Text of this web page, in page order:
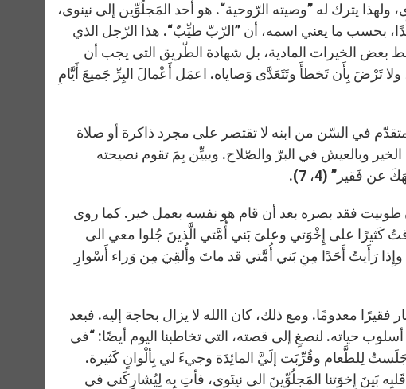
يترك له ”وصيته الرّوحية“. هو أحد المَجلُوِّين إلى نينوى،
بحسب ما يعني اسمه، أن ”الرّبّ طيِّبٌ“. هذا الرّجل الذي
بعض الخيرات المادية، بل شهادة الطّريق التي يجب أن
ولا تَرْضَ بِأَن تَخطأَ وتَتَعَدَّى وَصاياه. اعمَل أَعْمالَ البِرِّ جَميعَ أَيَّامِ
في السّن من ابنه لا تقتصر على مجرد ذاكرة أو صلاة
وبالعيش في البرّ والصّلاح. ويبيِّن بِمَ تقوم نصيحته
فَقير” (4، 7).
طوبيت فقد بصره بعد أن قام هو نفسه بعمل خير. كما روى
كَثيرًا على إِخْوَتي وعلىَ بَني أُمَّتي الَّذينَ جُلوا معي الى
وإِذا رَأَيتُ أَحَدًا مِنِ بَني أُمَّتي قد ماتَ وأُلقِيَ مِن وَراء أَسْوارِ
معدومًا. ومع ذلك، كان االله لا يزال بحاجة إليه. فبعد
حياته. لنصغِ إلى قصته، التي تخاطبنا اليوم أيضًا: “في
لِلطَّعام وقُرِّبَت إلَيَّ المائِدَة وجيءَ لي بِألْوانٍ كَثيرة.
بَينَ إِخوَتنا المَجلُوِّينَ الى نينَوى، فأتِ بِه لِيُشارِكَني في